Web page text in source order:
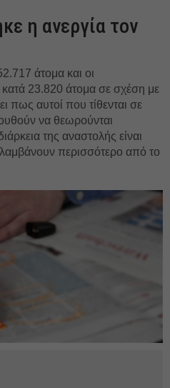
η ανεργία τον
άτομα και οι
23.820 άτομα σε σχέση με
πως αυτοί που τίθενται σε
να θεωρούνται
της αναστολής είναι
περισσότερο από το